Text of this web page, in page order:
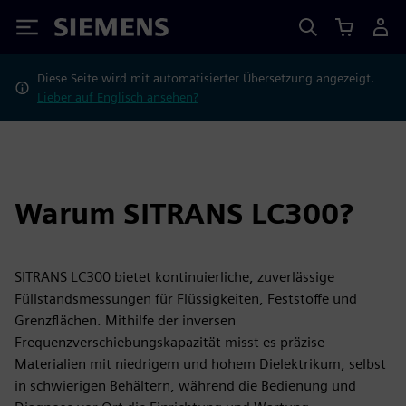
Siemens
Diese Seite wird mit automatisierter Übersetzung angezeigt.
Lieber auf Englisch ansehen?
Warum SITRANS LC300?
SITRANS LC300 bietet kontinuierliche, zuverlässige
Füllstandsmessungen für Flüssigkeiten, Feststoffe und
Grenzflächen. Mithilfe der inversen
Frequenzverschiebungskapazität misst es präzise
Materialien mit niedrigem und hohem Dielektrikum, selbst
in schwierigen Behältern, während die Bedienung und